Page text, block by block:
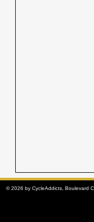
© 2026 by CycleAddicts, Boulevard